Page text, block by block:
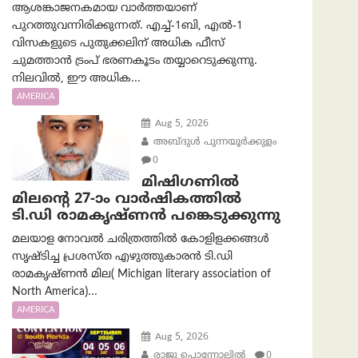
ആശങ്കാജനകമായ വാർത്തയാണ്
പുറത്തുവന്നിരിക്കുന്നത്. എച്ച്-1ബി, എൽ-1
വിസകളുടെ പുതുക്കലിന് അധിക ഫീസ്
ചുമത്താൻ ട്രംപ് ഭരണകൂടം തയ്യാറെടുക്കുന്നു.
നിലവിൽ, ഈ അധിക...
AMERICA
Aug 5, 2026
അബ്ദുൾ പുന്നയൂർക്കുളം
0
മിഷിഗണിൽ
മിലന്റെ 27-ാം വാർഷികത്തിൽ
ടി.ഡി രാമകൃഷ്ണൻ പങ്കെടുക്കുന്നു
മലയാള നോവൽ ചരിത്രത്തിൽ കോളിളക്കങ്ങൾ
സൃഷ്ടിച്ച പ്രശസ്‌ത എഴുത്തുകാരൻ ടി.ഡി
രാമകൃഷ്ണൻ മില( Michigan literary association of
North America)...
AMERICA
Aug 5, 2026